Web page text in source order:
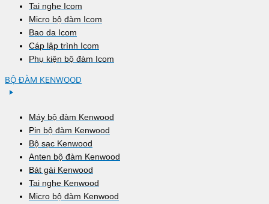
Tai nghe Icom
Micro bộ đàm Icom
Bao da Icom
Cáp lập trình Icom
Phụ kiện bộ đàm Icom
BỘ ĐÀM KENWOOD
Máy bộ đàm Kenwood
Pin bộ đàm Kenwood
Bộ sạc Kenwood
Anten bộ đàm Kenwood
Bát gài Kenwood
Tai nghe Kenwood
Micro bộ đàm Kenwood